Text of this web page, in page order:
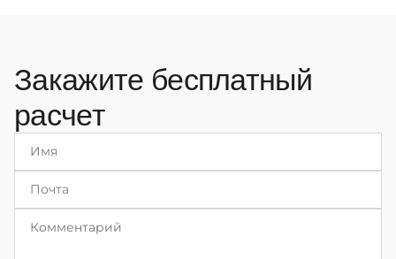
Закажите бесплатный
расчет